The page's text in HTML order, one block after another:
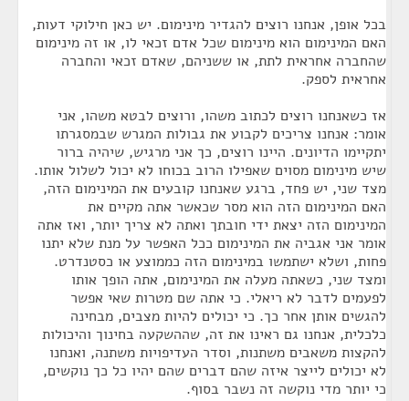
בכל אופן, אנחנו רוצים להגדיר מינימום. יש כאן חילוקי דעות,
האם המינימום הוא מינימום שכל אדם זכאי לו, או זה מינימום
שהחברה אחראית לתת, או ששניהם, שאדם זכאי והחברה
אחראית לספק.
אז כשאנחנו רוצים לכתוב משהו, ורוצים לבטא משהו, אני
אומר: אנחנו צריכים לקבוע את גבולות המגרש שבמסגרתו
יתקיימו הדיונים. היינו רוצים, כך אני מרגיש, שיהיה ברור
שיש מינימום מסוים שאפילו הרוב בכוחו לא יכול לשלול אותו.
מצד שני, יש פחד, ברגע שאנחנו קובעים את המינימום הזה,
האם המינימום הזה הוא מסר שכאשר אתה מקיים את
המינימום הזה יצאת ידי חובתך ואתה לא צריך יותר, ואז אתה
אומר אני אגביה את המינימום ככל האפשר על מנת שלא יתנו
פחות, ושלא ישתמשו במינימום הזה כממוצע או כסטנדרט.
ומצד שני, כשאתה מעלה את המינימום, אתה הופך אותו
לפעמים לדבר לא ריאלי. כי אתה שם מטרות שאי אפשר
להגשים אותן אחר כך. כי יכולים להיות מצבים, מבחינה
כלכלית, אנחנו גם ראינו את זה, שההשקעה בחינוך והיכולות
להקצות משאבים משתנות, וסדר העדיפויות משתנה, ואנחנו
לא יכולים לייצר איזה שהם דברים שהם יהיו כל כך נוקשים,
כי יותר מדי נוקשה זה נשבר בסוף.